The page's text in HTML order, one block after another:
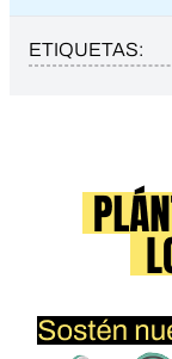
ETIQUETAS: